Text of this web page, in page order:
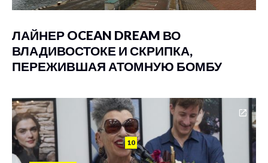
ЛАЙНЕР OCEAN DREAM ВО
ВЛАДИВОСТОКЕ И СКРИПКА,
ПЕРЕЖИВШАЯ АТОМНУЮ БОМБУ
10